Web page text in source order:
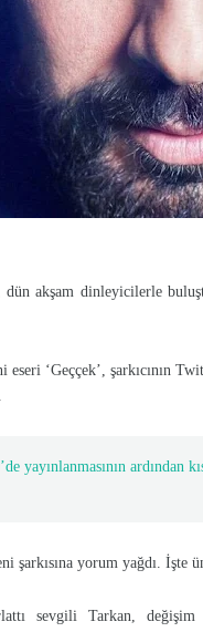
dün akşam dinleyicilerle
eseri ‘Geççek’, şarkıcının
yayınlanmasının
şarkısına yorum yağdı. İşte
sevgili Tarkan, değişim